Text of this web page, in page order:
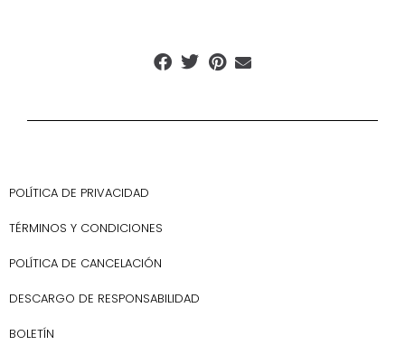
POLÍTICA DE PRIVACIDAD
TÉRMINOS Y CONDICIONES
POLÍTICA DE CANCELACIÓN
DESCARGO DE RESPONSABILIDAD
BOLETÍN